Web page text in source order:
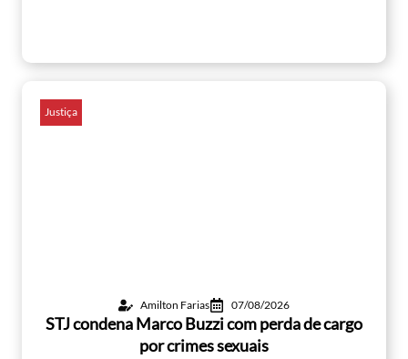
Justiça
Amilton Farias 07/08/2026
STJ condena Marco Buzzi com perda de cargo
por crimes sexuais